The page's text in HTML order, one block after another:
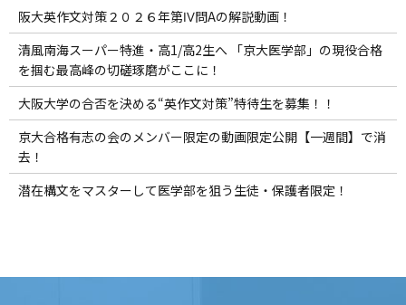
阪大英作文対策２０２６年第Ⅳ問Aの解説動画！
清風南海スーパー特進・高1/高2生へ 「京大医学部」の現役合格
を掴む最高峰の切磋琢磨がここに！
大阪大学の合否を決める“英作文対策”特待生を募集！！
京大合格有志の会のメンバー限定の動画限定公開【一週間】で消
去！
潜在構文をマスターして医学部を狙う生徒・保護者限定！